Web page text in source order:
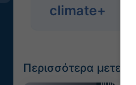
climate+
Περισσότερα